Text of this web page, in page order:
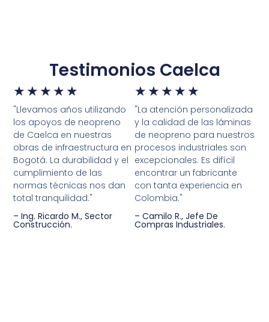
Testimonios Caelca
★ ★ ★ ★ ★
"Llevamos años utilizando
los apoyos de neopreno
de Caelca en nuestras
obras de infraestructura en
Bogotá. La durabilidad y el
cumplimiento de las
normas técnicas nos dan
total tranquilidad."
– Ing. Ricardo M., Sector
Construcción.
★ ★ ★ ★ ★
"La atención personalizada
y la calidad de las láminas
de neopreno para nuestros
procesos industriales son
excepcionales. Es difícil
encontrar un fabricante
con tanta experiencia en
Colombia."
– Camilo R., Jefe De
Compras Industriales.